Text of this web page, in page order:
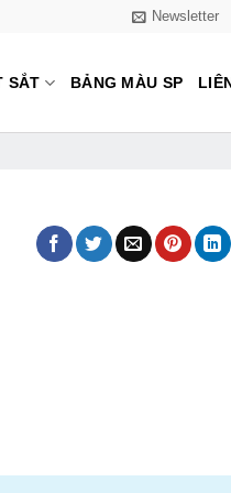
Newsletter
SẮT BẢNG MÀU SP